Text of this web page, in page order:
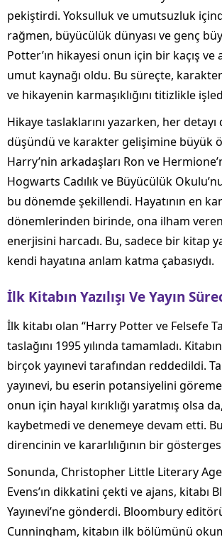
pekiştirdi. Yoksulluk ve umutsuzluk
rağmen, büyücülük dünyası ve genç
Potter’ın hikayesi onun için bir kaçış ve
umut kaynağı oldu. Bu süreçte,
ve hikayenin karmaşıklığını titizlikle
Hikaye taslaklarını yazarken, her
düşündü ve karakter gelişimine büyük
Harry’nin arkadaşları Ron ve
Hogwarts Cadılık ve Büyücülük
bu dönemde şekillendi. Hayatının en
dönemlerinden birinde, ona ilham
enerjisini harcadı. Bu, sadece bir kitap
kendi hayatına anlam katma çabasıydı.
İlk Kitabın Yazılışı Ve Yayın
İlk kitabı olan “Harry Potter ve Felsefe
taslağını 1995 yılında tamamladı.
birçok yayınevi tarafından reddedildi.
yayınevi, bu eserin potansiyelini
onun için hayal kırıklığı yaratmış olsa
kaybetmedi ve denemeye devam etti.
direncinin ve kararlılığının bir
Sonunda, Christopher Little Literary
Evens’ın dikkatini çekti ve ajans, kitabı
Yayınevi’ne gönderdi. Bloombury
Cunningham, kitabın ilk bölümünü